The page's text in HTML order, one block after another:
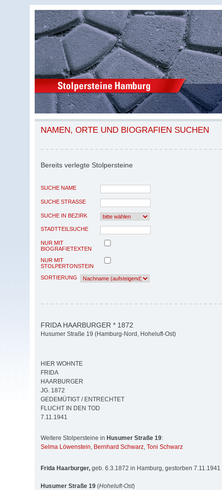
NAMEN, ORTE UND BIOGRAFIEN SUCHEN
Bereits verlegte Stolpersteine
SUCHE NAME
SUCHE STRASSE
SUCHE IN BEZIRK
STADTTEILSUCHE
NUR MIT
BIOGRAFIETEXTEN
NUR MIT
STOLPERTONSTEIN
SORTIERUNG
FRIDA HAARBURGER * 1872
Husumer Straße 19 (Hamburg-Nord, Hoheluft-Ost)
HIER WOHNTE
FRIDA
HAARBURGER
JG. 1872
GEDEMÜTIGT / ENTRECHTET
FLUCHT IN DEN TOD
7.11.1941
Weitere Stolpersteine in Husumer Straße 19:
Selma Löwenstein, Bernhard Schwarz, Toni Schwarz
Frida Haarburger, geb. 6.3.1872 in Hamburg, gestorben
Husumer Straße 19 (Hoheluft-Ost)